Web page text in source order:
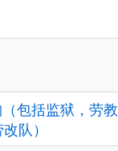
包括监狱，劳教
队）